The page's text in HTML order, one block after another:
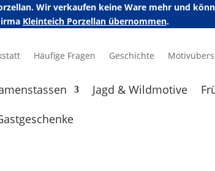
Wir verkaufen keine Ware mehr und
Kleinteich Porzellan übernommen.
Häufige Fragen Geschichte
Jagd & Wildmotive